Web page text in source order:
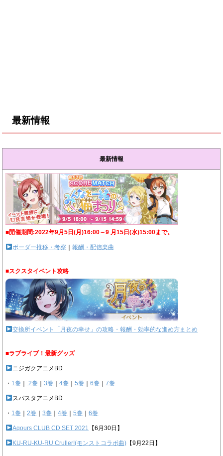
最新情報
最新情報
■開催期間:2022年9月5日(月)16:00～9 月15日(水)15:00まで。
ボーダー推移・考察 ｜報酬・配信楽曲
■スクスタイベント攻略
交換所イベント「月夜の幸せ」の攻略・報酬・効率的な進め方まとめ
■ラブライブ！最新グッズ
ニジガクアニメBD
・ 1巻 2巻 ｜3巻 ｜4巻 ｜5巻 ｜6巻 ｜7巻
スパスタアニメBD
・ 1巻 ｜2巻 ｜3巻 ｜4巻 ｜5巻 ｜6巻
Aqours CLUB CD SET 2021 【6月30日】
KU-RU-KU-RU Cruller!(モンストコラボ曲) 【9月22日】